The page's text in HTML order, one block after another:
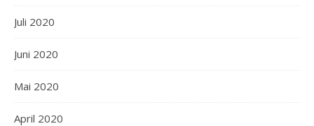
Juli 2020
Juni 2020
Mai 2020
April 2020